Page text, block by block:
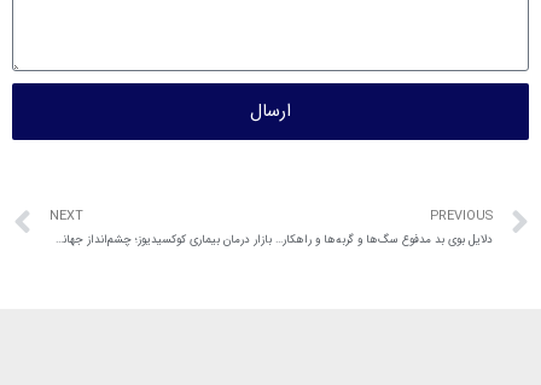
ارسال
PREVIOUS
دلایل بوی بد مدفوع سگ‌ها و گربه‌ها و راهکارهای رفع آن
NEXT
بازار درمان بیماری کوکسیدیوز؛ چشم‌انداز جهانی و پیش‌بینی روند بازار در سال‌های ۲۰۲۶ تا ۲۰۳۲